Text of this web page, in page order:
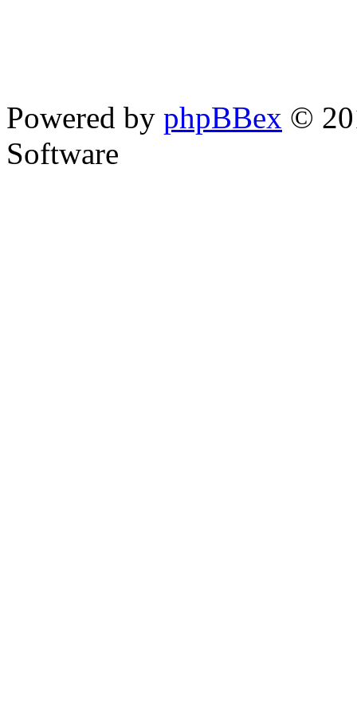
Powered by phpBBex ©
Software